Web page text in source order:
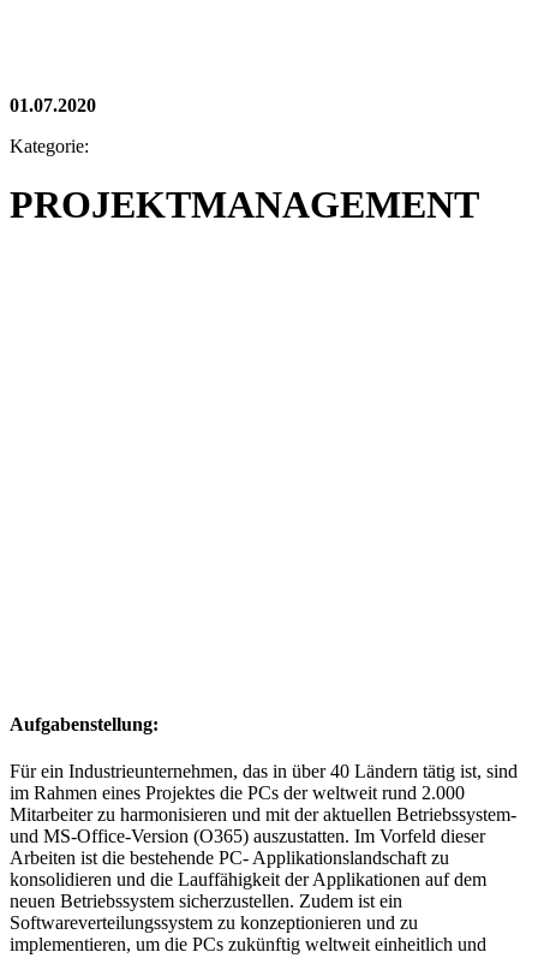
01.07.2020
Kategorie:
PROJEKTMANAGEMENT
Aufgabenstellung:
Für ein Industrieunternehmen, das in über 40 Ländern tätig ist, sind
im Rahmen eines Projektes die PCs der weltweit rund 2.000
Mitarbeiter zu harmonisieren und mit der aktuellen Betriebssystem-
und MS-Office-Version (O365) auszustatten. Im Vorfeld dieser
Arbeiten ist die bestehende PC- Applikationslandschaft zu
konsolidieren und die Lauffähigkeit der Applikationen auf dem
neuen Betriebssystem sicherzustellen. Zudem ist ein
Softwareverteilungssystem zu konzeptionieren und zu
implementieren, um die PCs zukünftig weltweit einheitlich und